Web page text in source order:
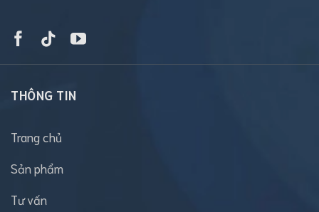
THÔNG TIN
Trang chủ
Sản phẩm
Tư vấn